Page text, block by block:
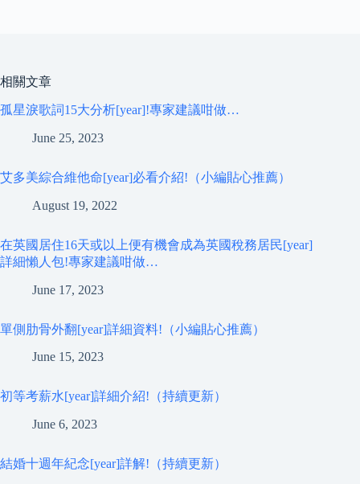
相關文章
孤星淚歌詞15大分析[year]!專家建議咁做…
June 25, 2023
艾多美綜合維他命[year]必看介紹!（小編貼心推薦）
August 19, 2022
在英國居住16天或以上便有機會成為英國稅務居民[year]
詳細懶人包!專家建議咁做…
June 17, 2023
單側肋骨外翻[year]詳細資料!（小編貼心推薦）
June 15, 2023
初等考薪水[year]詳細介紹!（持續更新）
June 6, 2023
結婚十週年紀念[year]詳解!（持續更新）